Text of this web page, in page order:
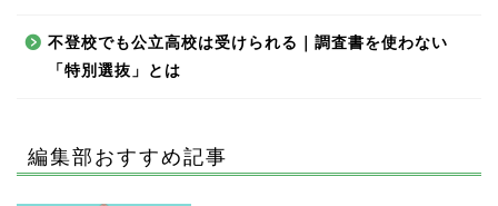
不登校でも公立高校は受けられる｜調査書を使わない
「特別選抜」とは
編集部おすすめ記事